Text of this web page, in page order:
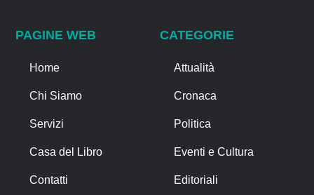
PAGINE WEB
Home
Chi Siamo
Servizi
Casa del Libro
Contatti
CATEGORIE
Attualità
Cronaca
Politica
Eventi e Cultura
Editoriali